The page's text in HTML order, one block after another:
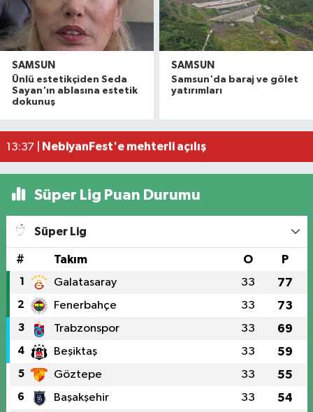
SAMSUN
Ünlü estetikçiden Seda
Sayan'ın ablasına estetik
dokunuş
SAMSUN
Samsun'da baraj ve gölet
yatırımları
15:27 |Uyuşturucu operasyonunda 7 şüpheli tutuklandı
15:18 |Atakum'da denize girenlere önemli uyarı
Dron saldırısında Türk mürettebatın
13:37 | NebiyanFest'e mehterli açılış
Süper Lig Puan Durumu
Süper Lig
# Takım O P
1 Galatasaray 33 77
2 Fenerbahçe 33 73
3 Trabzonspor 33 69
4 Beşiktaş 33 59
5 Göztepe 33 55
6 Başakşehir 33 54